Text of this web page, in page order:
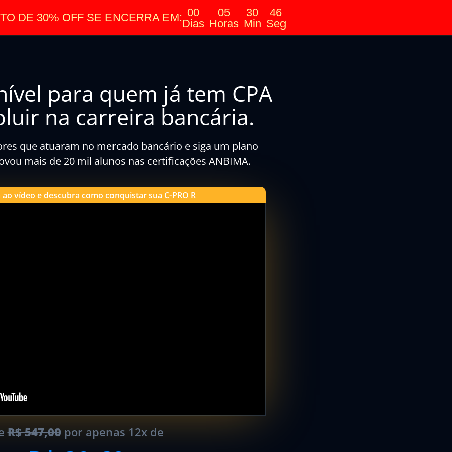
DE 30% OFF SE ENCERRA EM: 00
Dias
05
Horas
30
Min
45
Seg
para quem já tem CPA
na carreira bancária.
que atuaram no mercado bancário e siga um plano
mais de 20 mil alunos nas certificações ANBIMA.
ao vídeo e descubra como conquistar sua C-PRO R
R$ 547,00por apenas 12x de